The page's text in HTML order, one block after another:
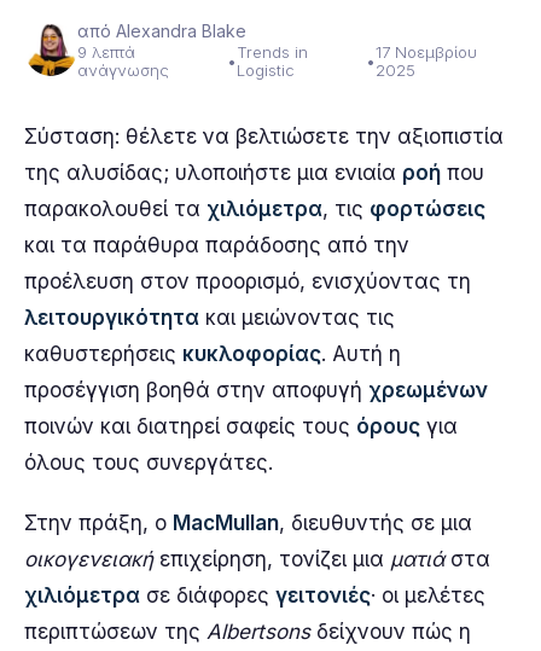
από Alexandra Blake
9 λεπτά
ανάγνωσης
•Trends in
Logistic
•17 Νοεμβρίου
2025
Σύσταση: θέλετε να βελτιώσετε την αξιοπιστία
της αλυσίδας; υλοποιήστε μια ενιαία ροή που
παρακολουθεί τα χιλιόμετρα, τις φορτώσεις
και τα παράθυρα παράδοσης από την
προέλευση στον προορισμό, ενισχύοντας τη
λειτουργικότητα και μειώνοντας τις
καθυστερήσεις κυκλοφορίας. Αυτή η
προσέγγιση βοηθά στην αποφυγή χρεωμένων
ποινών και διατηρεί σαφείς τους όρους για
όλους τους συνεργάτες.
Στην πράξη, ο MacMullan, διευθυντής σε μια
οικογενειακήεπιχείρηση, τονίζει μια ματιάστα
χιλιόμετρα σε διάφορες γειτονιές· οι μελέτες
περιπτώσεων της Albertsonsδείχνουν πώς η